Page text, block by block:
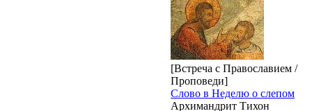
[Встреча с Православием /
Проповеди]
Слово в Неделю о слепом
Архимандрит Тихон